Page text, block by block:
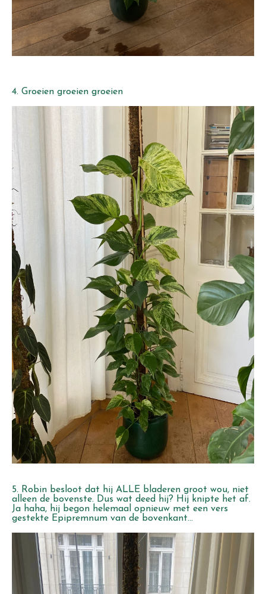
4. Groeien groeien groeien
5. Robin besloot dat hij ALLE bladeren groot wou, niet
alleen de bovenste. Dus wat deed hij? Hij knipte het af.
Ja haha, hij begon helemaal opnieuw met een vers
gestekte Epipremnum van de bovenkant...